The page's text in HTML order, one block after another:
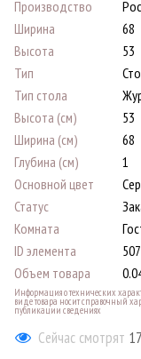
Производство
Ширина
68
Высота
53
Тип
Тип стола
Высота (см)
53
Ширина (см)
68
Глубина (см)
1
Основной цвет
Статус
Комната
ID элемента
Объем товара
Информация о технических
виде товара носит справочный
публикации сведениях
Сейчас смотрят 17